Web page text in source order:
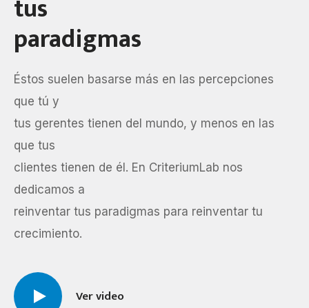
tus
paradigmas
Éstos suelen basarse más en las percepciones
que tú y
tus gerentes tienen del mundo, y menos en las
que tus
clientes tienen de él. En CriteriumLab nos
dedicamos a
reinventar tus paradigmas para reinventar tu
crecimiento.
Ver video